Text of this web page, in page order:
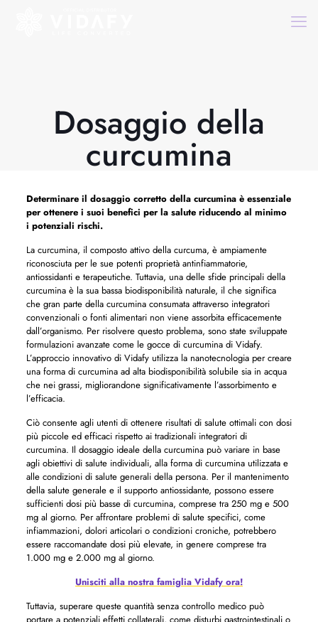
Dosaggio della
curcumina
Determinare il dosaggio corretto della curcumina è essenziale
per ottenere i suoi benefici per la salute riducendo al minimo
i potenziali rischi.
La curcumina, il composto attivo della curcuma, è ampiamente
riconosciuta per le sue potenti proprietà antinfiammatorie,
antiossidanti e terapeutiche. Tuttavia, una delle sfide principali della
curcumina è la sua bassa biodisponibilità naturale, il che significa
che gran parte della curcumina consumata attraverso integratori
convenzionali o fonti alimentari non viene assorbita efficacemente
dall’organismo. Per risolvere questo problema, sono state sviluppate
formulazioni avanzate come le gocce di curcumina di Vidafy.
L’approccio innovativo di Vidafy utilizza la nanotecnologia per creare
una forma di curcumina ad alta biodisponibilità solubile sia in acqua
che nei grassi, migliorandone significativamente l’assorbimento e
l’efficacia.
Ciò consente agli utenti di ottenere risultati di salute ottimali con dosi
più piccole ed efficaci rispetto ai tradizionali integratori di
curcumina. Il dosaggio ideale della curcumina può variare in base
agli obiettivi di salute individuali, alla forma di curcumina utilizzata e
alle condizioni di salute generali della persona. Per il mantenimento
della salute generale e il supporto antiossidante, possono essere
sufficienti dosi più basse di curcumina, comprese tra 250 mg e 500
mg al giorno. Per affrontare problemi di salute specifici, come
infiammazioni, dolori articolari o condizioni croniche, potrebbero
essere raccomandate dosi più elevate, in genere comprese tra
1.000 mg e 2.000 mg al giorno.
Unisciti alla nostra famiglia Vidafy ora!
Tuttavia, superare queste quantità senza controllo medico può